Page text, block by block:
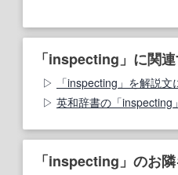
「inspecting」に関
「inspecting」を解説
英和辞書の「inspecting
「inspecting」のお